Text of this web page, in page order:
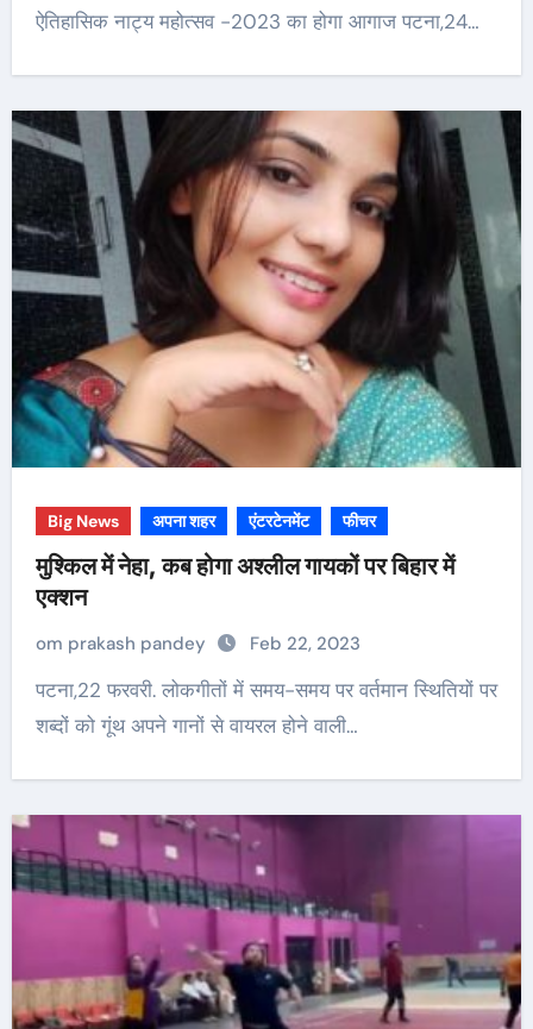
ऐतिहासिक नाट्य महोत्सव -2023 का होगा आगाज पटना,24…
Big News अपना शहर एंटरटेनमेंट फीचर
मुश्किल में नेहा, कब होगा अश्लील गायकों पर बिहार में
एक्शन
om prakash pandey Feb 22, 2023
पटना,22 फरवरी. लोकगीतों में समय-समय पर वर्तमान स्थितियों पर
शब्दों को गूंथ अपने गानों से वायरल होने वाली…